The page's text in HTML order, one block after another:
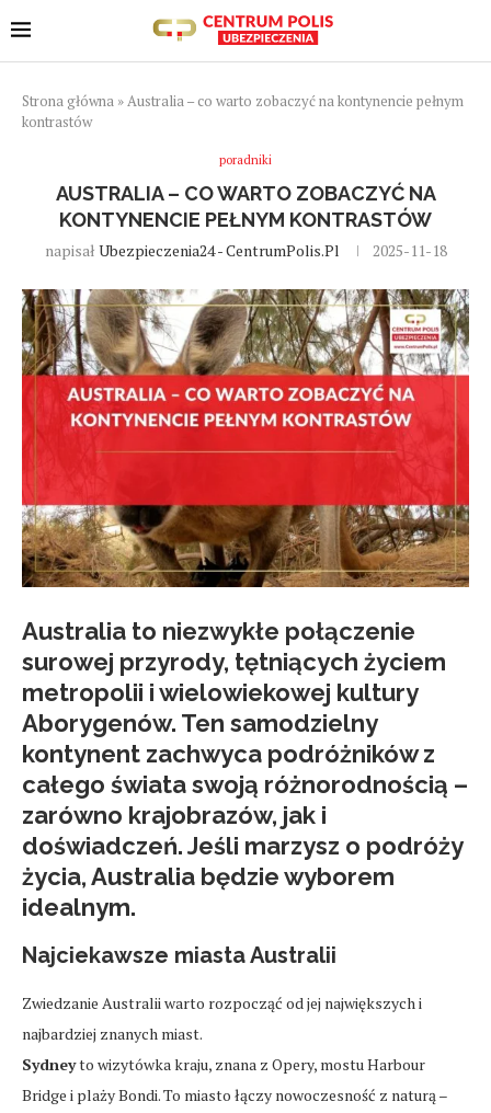
Strona główna »Australia – co warto zobaczyć na kontynencie pełnym
kontrastów
poradniki
AUSTRALIA – CO WARTO ZOBACZYĆ NA
KONTYNENCIE PEŁNYM KONTRASTÓW
napisał Ubezpieczenia24 - CentrumPolis.pl 2025-11-18
Australia to niezwykłe połączenie
surowej przyrody, tętniących życiem
metropolii i wielowiekowej kultury
Aborygenów. Ten samodzielny
kontynent zachwyca podróżników z
całego świata swoją różnorodnością –
zarówno krajobrazów, jak i
doświadczeń. Jeśli marzysz o podróży
życia, Australia będzie wyborem
idealnym.
Najciekawsze miasta Australii
Zwiedzanie Australii warto rozpocząć od jej największych i
najbardziej znanych miast.
Sydneyto wizytówka kraju, znana z Opery, mostu Harbour
Bridge i plaży Bondi. To miasto łączy nowoczesność z naturą –